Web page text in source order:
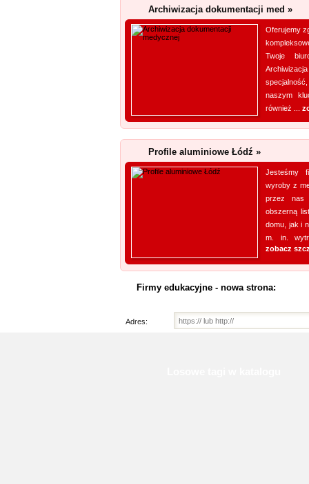
Archiwizacja dokumentacji med »
Oferujemy
Twoje
naszym
również ...
Profile aluminiowe Łódź »
Jesteśmy
wyroby z
przez nas
obszerną
domu, jak i
m. in.
zobacz
Firmy edukacyjne - nowa strona:
Adres: